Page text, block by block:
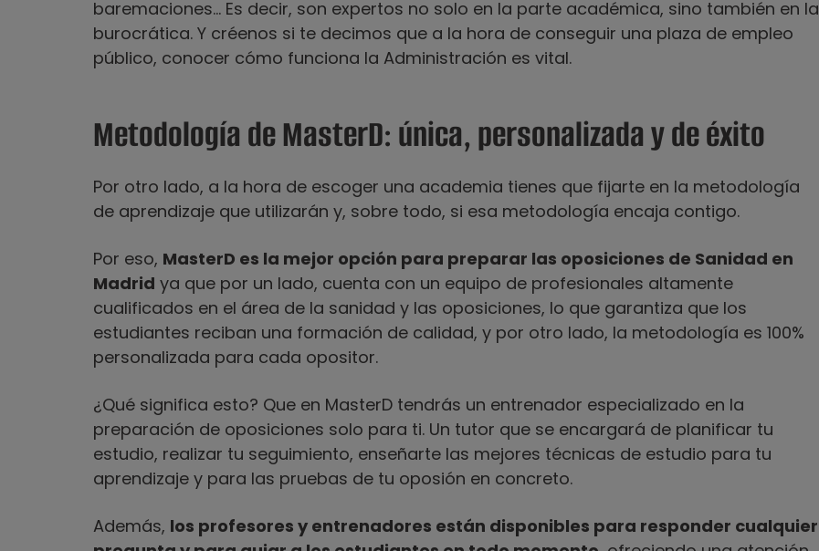
baremaciones… Es decir, son expertos no solo en la parte académica, sino también en la
burocrática. Y créenos si te decimos que a la hora de conseguir una plaza de empleo
público, conocer cómo funciona la Administración es vital.
Metodología de MasterD: única, personalizada y de éxito
Por otro lado, a la hora de escoger una academia tienes que fijarte en la metodología
de aprendizaje que utilizarán y, sobre todo, si esa metodología encaja contigo.
Por eso, MasterD es la mejor opción para preparar las oposiciones de Sanidad en
Madrid ya que por un lado, cuenta con un equipo de profesionales altamente
cualificados en el área de la sanidad y las oposiciones, lo que garantiza que los
estudiantes reciban una formación de calidad, y por otro lado, la metodología es 100%
personalizada para cada opositor.
¿Qué significa esto? Que en MasterD tendrás un entrenador especializado en la
preparación de oposiciones solo para ti. Un tutor que se encargará de planificar tu
estudio, realizar tu seguimiento, enseñarte las mejores técnicas de estudio para tu
aprendizaje y para las pruebas de tu oposión en concreto.
Además, los profesores y entrenadores están disponibles para responder cualquier